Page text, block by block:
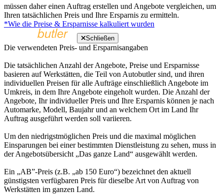
müssen daher einen Auftrag erstellen und Angebote vergleichen, um
Ihren tatsächlichen Preis und Ihre Ersparnis zu ermitteln.
*Wie die Preise & Ersparnisse kalkuliert wurden
Schließen
Die verwendeten Preis- und Ersparnisangaben
Die tatsächlichen Anzahl der Angebote, Preise und Ersparnisse
basieren auf Werkstätten, die Teil von Autobutler sind, und ihren
individuellen Preisen für alle Aufträge einschließlich Angebote im
Umkreis, in dem Ihre Angebote eingeholt wurden. Die Anzahl der
Angebote, Ihr individueller Preis und Ihre Ersparnis können je nach
Automarke, Modell, Baujahr und an welchem Ort im Land Ihr
Auftrag ausgeführt werden soll variieren.
Um den niedrigstmöglichen Preis und die maximal möglichen
Einsparungen bei einer bestimmten Dienstleistung zu sehen, muss in
der Angebotsübersicht „Das ganze Land“ ausgewählt werden.
Ein „AB”-Preis (z.B. „ab 150 Euro“) bezeichnet den aktuell
günstigsten verfügbaren Preis für dieselbe Art von Auftrag von
Werkstätten im ganzen Land.